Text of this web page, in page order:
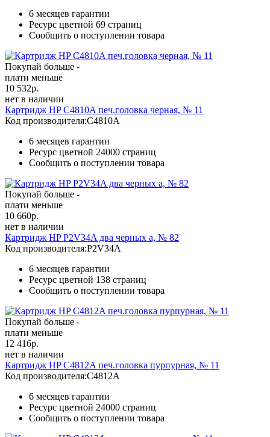
6 месяцев гарантии
Ресурс цветной 69 страниц
Сообщить о поступлении товара
Покупай больше -
плати меньше
10 532р.
нет в наличии
Картридж HP C4810A печ.головка черная, № 11
Код производителя:C4810A
6 месяцев гарантии
Ресурс цветной 24000 страниц
Сообщить о поступлении товара
Покупай больше -
плати меньше
10 660р.
нет в наличии
Картридж HP P2V34A два черных а, № 82
Код производителя:P2V34A
6 месяцев гарантии
Ресурс цветной 138 страниц
Сообщить о поступлении товара
Покупай больше -
плати меньше
12 416р.
нет в наличии
Картридж HP C4812A печ.головка пурпурная, № 11
Код производителя:C4812A
6 месяцев гарантии
Ресурс цветной 24000 страниц
Сообщить о поступлении товара